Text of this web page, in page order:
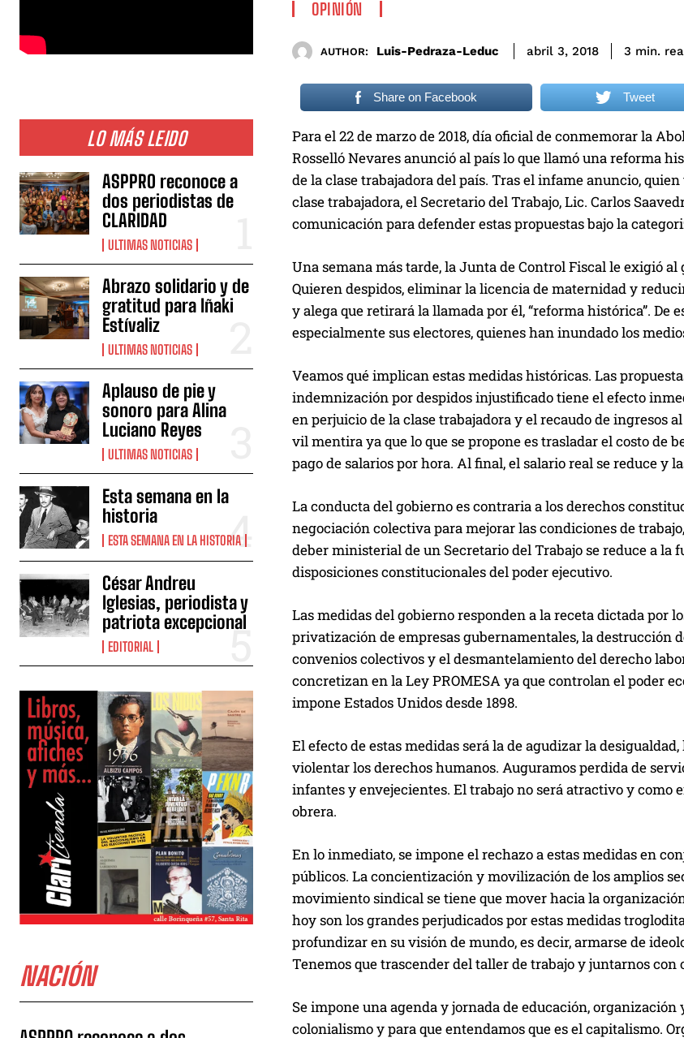
LO MÁS LEIDO
ASPPRO reconoce a
dos periodistas de
CLARIDAD
ULTIMAS NOTICIAS
Abrazo solidario y de
gratitud para Iñaki
Estívaliz
ULTIMAS NOTICIAS
Aplauso de pie y
sonoro para Alina
Luciano Reyes
ULTIMAS NOTICIAS
Esta semana en la
historia
ESTA SEMANA EN LA HISTORIA
César Andreu
Iglesias, periodista y
patriota excepcional
EDITORIAL
NACIÓN
OPINIÓN
AUTHOR: Luis-Pedraza-Leduc abril 3, 2018 3 min.
Share on Facebook Tweet
Para el 22 de marzo de 2018, día oficial de conmemorar la
Rosselló Nevares anunció al país lo que llamó una reforma
de la clase trabajadora del país. Tras el infame anuncio,
clase trabajadora, el Secretario del Trabajo, Lic. Carlos
comunicación para defender estas propuestas bajo la
Una semana más tarde, la Junta de Control Fiscal le exigió
Quieren despidos, eliminar la licencia de maternidad y
y alega que retirará la llamada por él, “reforma histórica”.
especialmente sus electores, quienes han inundado los
Veamos qué implican estas medidas históricas. Las
indemnización por despidos injustificado tiene el efecto
en perjuicio de la clase trabajadora y el recaudo de ingresos
vil mentira ya que lo que se propone es trasladar el costo de
pago de salarios por hora. Al final, el salario real se reduce y
La conducta del gobierno es contraria a los derechos
negociación colectiva para mejorar las condiciones de
deber ministerial de un Secretario del Trabajo se reduce a
disposiciones constitucionales del poder ejecutivo.
Las medidas del gobierno responden a la receta dictada por
privatización de empresas gubernamentales, la destrucción
convenios colectivos y el desmantelamiento del derecho
concretizan en la Ley PROMESA ya que controlan el poder
impone Estados Unidos desde 1898.
El efecto de estas medidas será la de agudizar la
violentar los derechos humanos. Auguramos perdida de
infantes y envejecientes. El trabajo no será atractivo y
obrera.
En lo inmediato, se impone el rechazo a estas medidas en
públicos. La concientización y movilización de los amplios
movimiento sindical se tiene que mover hacia la
hoy son los grandes perjudicados por estas medidas
profundizar en su visión de mundo, es decir, armarse de
Tenemos que trascender del taller de trabajo y juntarnos
Se impone una agenda y jornada de educación,
colonialismo y para que entendamos que es el capitalismo.